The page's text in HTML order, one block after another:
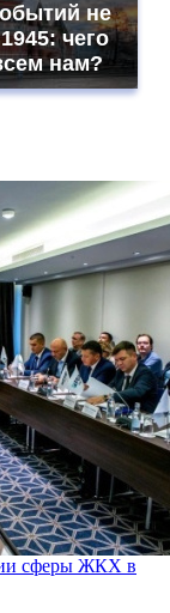
не
чего
нам?
сферы ЖКХ в